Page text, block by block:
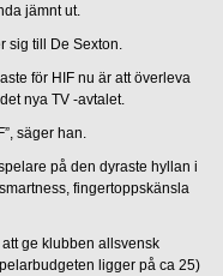
jämnt ut.
sig till De Sexton.
för HIF nu är att överleva
nya TV -avtalet.
säger han.
på den dyraste hyllan i
fingertoppskänsla
ge klubben allsvensk
ligger på ca 25)